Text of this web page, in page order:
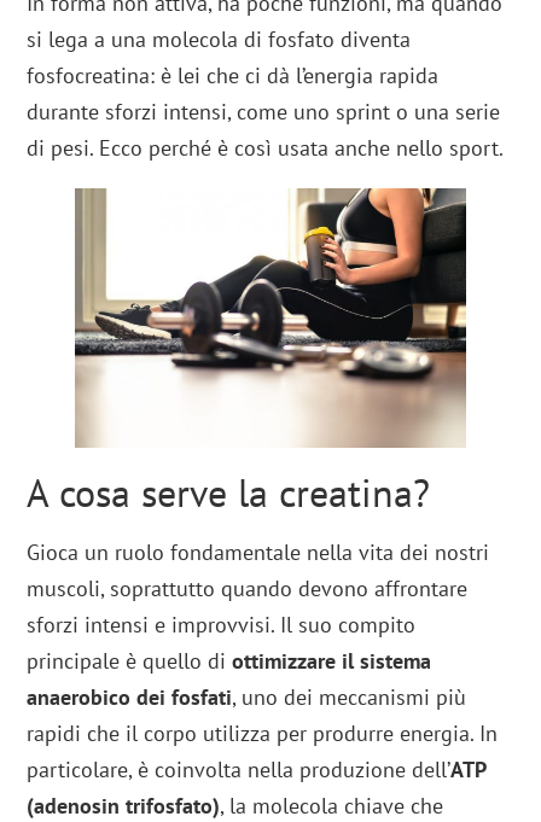
si lega a una molecola di fosfato diventa
fosfocreatina: è lei che ci dà l’energia rapida
durante sforzi intensi, come uno sprint o una serie
di pesi. Ecco perché è così usata anche nello sport.
A cosa serve la creatina?
Gioca un ruolo fondamentale nella vita dei nostri
muscoli, soprattutto quando devono affrontare
sforzi intensi e improvvisi. Il suo compito
principale è quello diottimizzare il sistema
anaerobico dei fosfati, uno dei meccanismi più
rapidi che il corpo utilizza per produrre energia. In
particolare, è coinvolta nella produzione dell’ATP
(adenosin trifosfato), la molecola chiave che